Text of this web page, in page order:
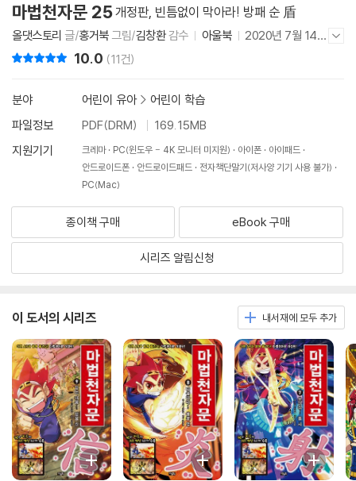
마법천자문 25개정판, 빈틈없이 막아라! 방패 순 盾
올댓스토리 글/홍거북그림/김창환감수 아울북 2020년 7월 14일
10.0 (11건)
분야 어린이 유아> 어린이 학습
파일정보
PDF(DRM)
169.15MB
지원기기
크레마 PC(윈도우 - 4K 모니터 미지원) 아이폰
아이패드
안드로이드폰
안드로이드패드
전자책단말기(저사양 기기 사용 불가)
PC(Mac)
종이책 구매 eBook 구매
시리즈 알림신청
이 도서의 시리즈 내서재에 모두 추가